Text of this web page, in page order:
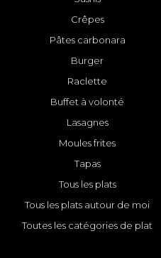
Crêpes
Pâtes carbonara
Burger
Raclette
Buffet à volonté
Lasagnes
Moules frites
Tapas
Tous les plats
Tous les plats autour de moi
Toutes les catégories de plat